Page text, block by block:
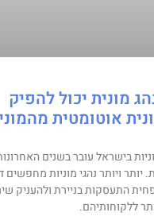
מונית יכול להפיק
אוטומטית
בישראל עובר בשנים
יותר ויותר נהגי מוניות
התעסקות בניירת ולהעניק
ללקוחותיהם.